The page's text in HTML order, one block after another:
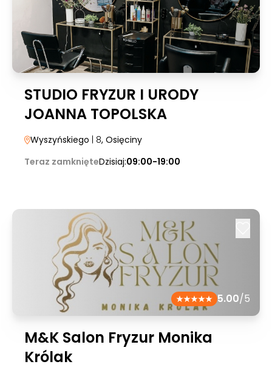
STUDIO FRYZUR I URODY
JOANNA TOPOLSKA
Wyszyńskiego | 8, Osięciny
Teraz zamknięteDzisiaj:09:00-19:00
5.00/5
M&K Salon Fryzur Monika
Królak